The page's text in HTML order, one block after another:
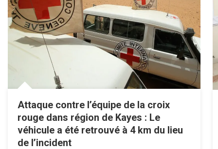
Attaque contre l’équipe de la croix
rouge dans région de Kayes : Le
véhicule a été retrouvé à 4 km du lieu
de l’incident